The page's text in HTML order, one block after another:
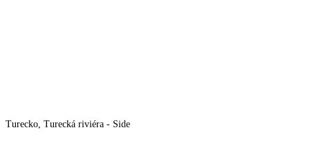
Turecko, Turecká riviéra - Side